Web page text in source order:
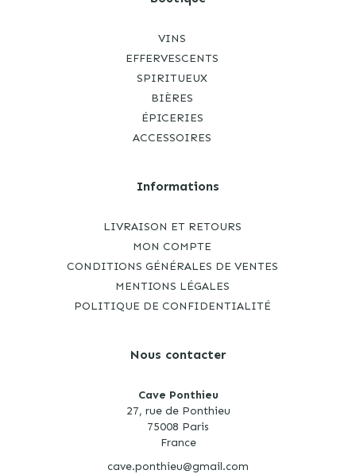
VINS
EFFERVESCENTS
SPIRITUEUX
BIÈRES
ÉPICERIES
ACCESSOIRES
Informations
LIVRAISON ET RETOURS
MON COMPTE
CONDITIONS GÉNÉRALES DE VENTES
MENTIONS LÉGALES
POLITIQUE DE CONFIDENTIALITÉ
Nous contacter
Cave Ponthieu
27, rue de Ponthieu
75008 Paris
France
cave.ponthieu@gmail.com